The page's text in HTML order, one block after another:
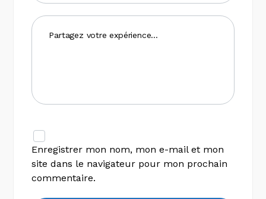
Enregistrer mon nom, mon e-mail et mon
site dans le navigateur pour mon prochain
commentaire.